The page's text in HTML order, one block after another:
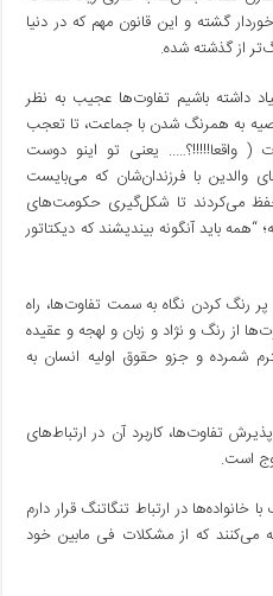
گشته و این قانون مهم که در دنیا
از گذشته شده.
داشته باشیم تفاوت‌ها عجیب به نظر
به همرنگ شدن با جماعت، تا تعجب
( واقعا!!!!!؟….. یعنی تو اینو دوست
والدین با فرزندان‌شان که می‌بایست
می‌کردند تا شکل‌گیری حکومت‌های
“همه باید آنگونه بیندیشند که دیکتاتور
رنگ کردن نگاه به سمت تفاوت‌ها، راه
از رنگ و نژاد و زبان و لهجه و عقیده
شمرده و جزو حقوق اولیه انسان به
تفاوت‌ها، کاربرد آن در ارتباط‌های
است.
در ارتباط تنگاتنگ قرار دارم
می‌کنند که از مشکلات فی مابین خود